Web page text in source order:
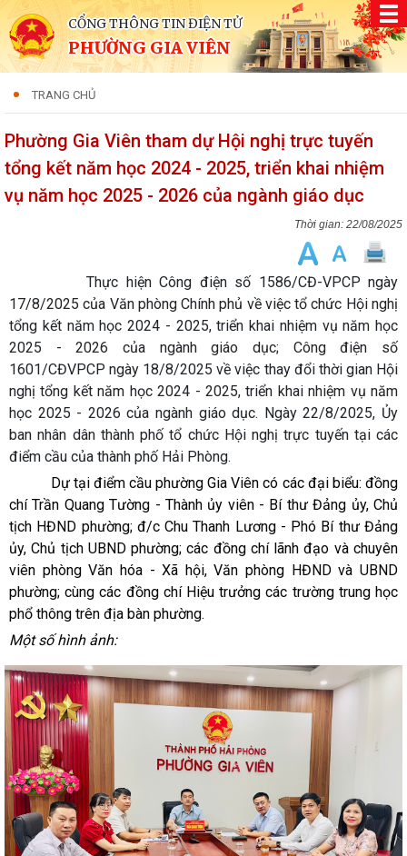
CỔNG THÔNG TIN ĐIỆN TỬ
PHƯỜNG GIA VIÊN
TRANG CHỦ
Phường Gia Viên tham dự Hội nghị trực tuyến
tổng kết năm học 2024 - 2025, triển khai nhiệm
vụ năm học 2025 - 2026 của ngành giáo dục
22/08/2025
Thực hiện Công điện số 1586/CĐ-VPCP ngày
17/8/2025 của Văn phòng Chính phủ về việc tổ chức Hội nghị
tổng kết năm học 2024 - 2025, triển khai nhiệm vụ năm học
2025 - 2026 của ngành giáo dục; Công điện số
1601/CĐVPCP ngày 18/8/2025 về việc thay đổi thời gian Hội
nghị tổng kết năm học 2024 - 2025, triển khai nhiệm vụ năm
học 2025 - 2026 của ngành giáo dục. Ngày 22/8/2025, Ủy
ban nhân dân thành phố tổ chức Hội nghị trực tuyến tại các
điểm cầu của thành phố Hải Phòng.
Dự tại điểm cầu phường Gia Viên có các đại biểu: đồng
chí Trần Quang Tường - Thành ủy viên - Bí thư Đảng ủy, Chủ
tịch HĐND phường; đ/c Chu Thanh Lương - Phó Bí thư Đảng
ủy, Chủ tịch UBND phường; các đồng chí lãnh đạo và chuyên
viên phòng Văn hóa - Xã hội, Văn phòng HĐND và UBND
phường; cùng các đồng chí Hiệu trưởng các trường trung học
phổ thông trên địa bàn phường.
Một số hình ảnh: